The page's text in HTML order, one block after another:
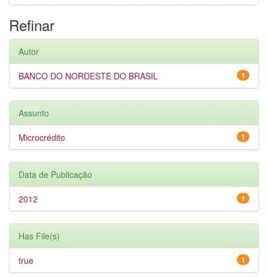
Refinar
Autor
1
BANCO DO NORDESTE DO BRASIL
Assunto
1
Microcrédito
Data de Publicação
1
2012
Has File(s)
1
true